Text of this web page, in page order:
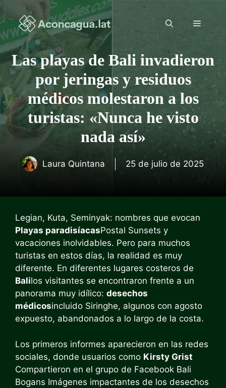
Saltar
al
contenido
Menú
Las playas de Bali invadieron
por jeringas y residuos
médicos molestaron a los
turistas: «Nunca he visto
nada así»
Laura Quintana 25 de julio de 2025
Legian, Kuta, Seminyak: nombres que evocan
Playas paradisíacasPostal Sunsets y
vacaciones inolvidables. Pero para muchos
turistas en estos días, la realidad es muy
diferente. En diferentes lugares costeros de
Balilos visitantes se encontraron frente a un
panorama muy idílico: desechos
médicosincluido Siringhe, algunos con agosto
expuesto, abandonados a lo largo de la costa.
Los primeros informes aparecieron en las redes
sociales, donde usuarios como Kirsty Grist
Compartieron en el grupo de Facebook Bali
Bogans Imágenes impactantes de los desechos